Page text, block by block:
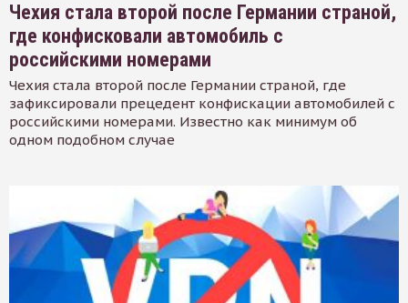
Чехия стала второй после Германии страной,
где конфисковали автомобиль с
российскими номерами
Чехия стала второй после Германии страной, где
зафиксировали прецедент конфискации автомобилей с
российскими номерами. Известно как минимум об
одном подобном случае